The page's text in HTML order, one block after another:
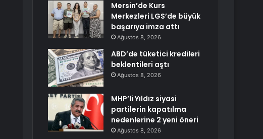
Mersin’de Kurs
Merkezleri LGS’de büyük
başarıya imza attı
Ağustos 8, 2026
ABD’de tüketici kredileri
beklentileri aştı
Ağustos 8, 2026
MHP’li Yıldız siyasi
partilerin kapatılma
nedenlerine 2 yeni öneri
Ağustos 8, 2026